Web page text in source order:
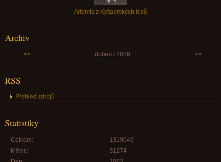
Artemis z Kyšperských lesů
Archiv
<< duben / 2026 >>
RSS
Přehled zdrojů
Statistiky
Celkem:
1319049
Měsíc:
31274